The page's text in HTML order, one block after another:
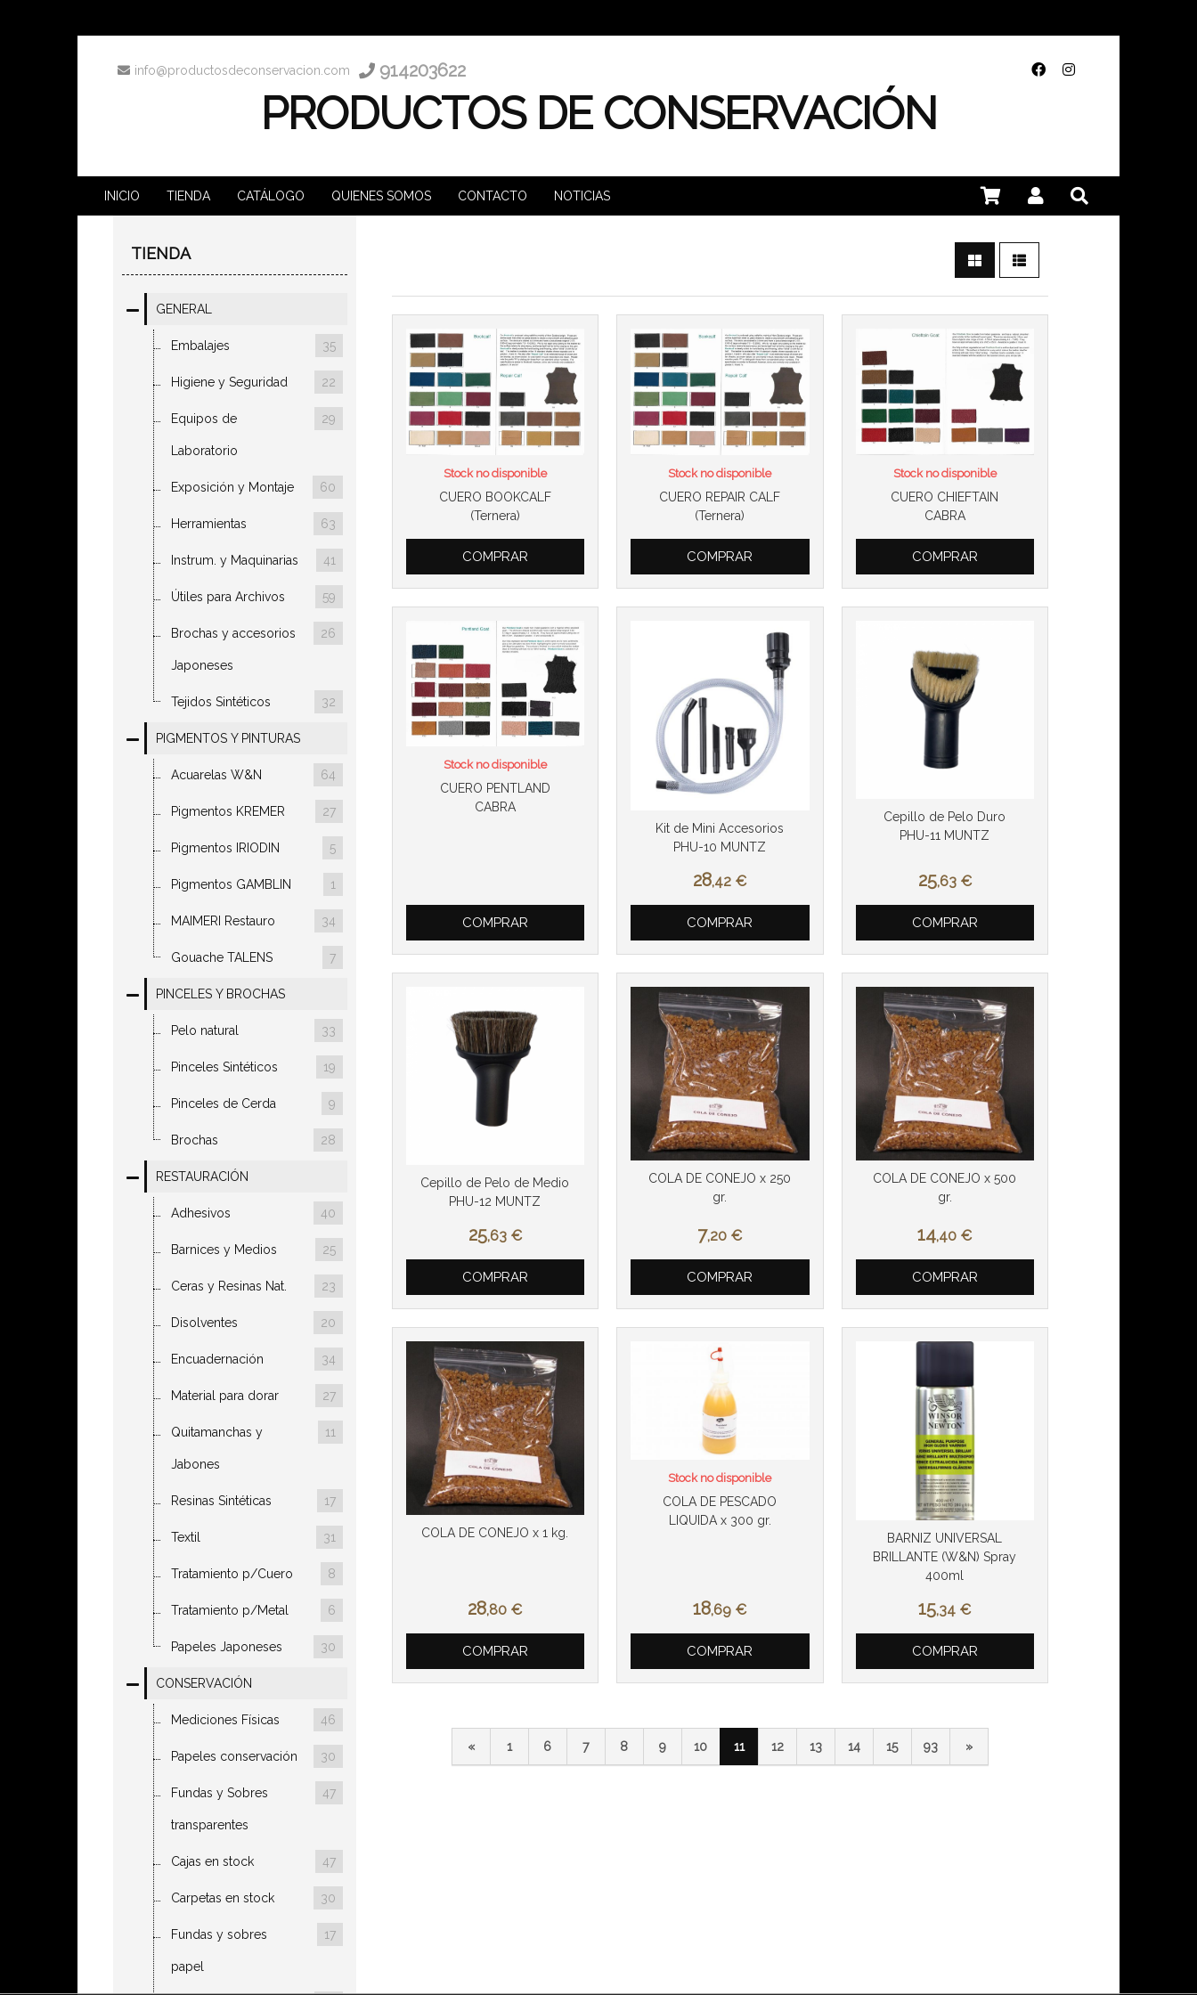
PRODUCTOS DE CONSERVACIÓN
info@productosdeconservacion.com 914203622
INICIO TIENDA CATÁLOGO QUIENES SOMOS CONTACTO NOTICIAS
TIENDA
GENERAL
Embalajes 35
Higiene y Seguridad 22
Equipos de
Laboratorio
29
Exposición y Montaje 60
Herramientas 63
Instrum. y Maquinarias 41
Útiles para Archivos 59
Brochas y accesorios
Japoneses
26
Tejidos Sintéticos 32
PIGMENTOS Y PINTURAS
Acuarelas W&N 64
Pigmentos KREMER 27
Pigmentos IRIODIN 5
Pigmentos GAMBLIN 1
MAIMERI Restauro 34
Gouache TALENS 7
PINCELES Y BROCHAS
Pelo natural 33
Pinceles Sintéticos 19
Pinceles de Cerda 9
Brochas 28
RESTAURACIÓN
Adhesivos 40
Barnices y Medios 25
Ceras y Resinas Nat. 23
Disolventes 20
Encuadernación 34
Material para dorar 27
Quitamanchas y
Jabones
11
Resinas Sintéticas 17
Textil 31
Tratamiento p/Cuero 8
Tratamiento p/Metal 6
Papeles Japoneses 30
CONSERVACIÓN
Mediciones Físicas 46
Papeles conservación 30
Fundas y Sobres
transparentes
47
Cajas en stock 47
Carpetas en stock 30
Fundas y sobres
papel
17
CUERO BOOKCALF
(Ternera)
Stock no disponible
COMPRAR
CUERO REPAIR CALF
(Ternera)
Stock no disponible
COMPRAR
CUERO CHIEFTAIN
CABRA
Stock no disponible
COMPRAR
CUERO PENTLAND
CABRA
Stock no disponible
COMPRAR
Kit de Mini Accesorios
PHU-10 MUNTZ
28,42 €
COMPRAR
Cepillo de Pelo Duro
PHU-11 MUNTZ
25,63 €
COMPRAR
Más info
Cepillo de Pelo de Medio
PHU-12 MUNTZ
25,63 €
COMPRAR
COLA DE CONEJO x 250
gr.
7,20 €
COMPRAR
COLA DE CONEJO x 500
gr.
14,40 €
COMPRAR
Más info
COLA DE CONEJO x 1 kg.
28,80 €
COMPRAR
Más info
COLA DE PESCADO
LIQUIDA x 300 gr.
18,69 €
Stock no disponible
COMPRAR
BARNIZ UNIVERSAL
BRILLANTE (W&N) Spray
400ml
15,34 €
COMPRAR
« 1 6 7 8 9 10 11 12 13 14 15 93 »